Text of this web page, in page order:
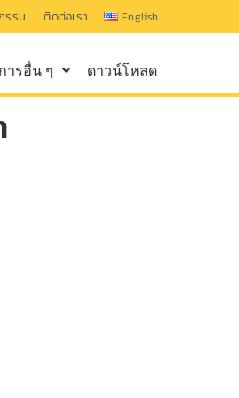
รรม ติดต่อเรา English
ารอื่น ๆ ดาวน์โหลด